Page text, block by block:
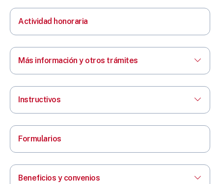
Actividad honoraria
Más información y otros trámites
Instructivos
Formularios
Beneficios y convenios